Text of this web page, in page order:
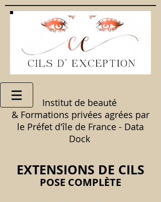
Institut de beauté
& Formations privées agrées par
le Préfet d'île de France - Data
Dock
EXTENSIONS DE CILS
POSE COMPLÈTE